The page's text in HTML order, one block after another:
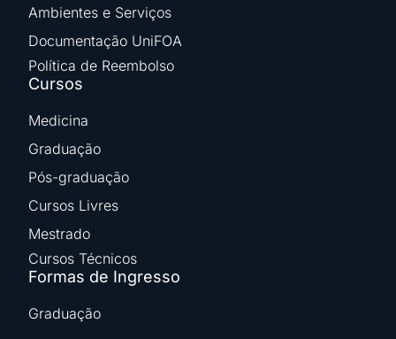
Ambientes e Serviços
Documentação UniFOA
Política de Reembolso
Cursos
Medicina
Graduação
Pós-graduação
Cursos Livres
Mestrado
Cursos Técnicos
Formas de Ingresso
Graduação